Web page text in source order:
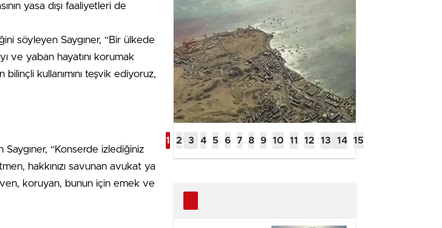
yasa dışı faaliyetleri de
söyleyen Saygıner, “Bir ülkede
ve yaban hayatını korumak
bilinçli kullanımını teşvik ediyoruz,
“Konserde izlediğiniz
hakkınızı savunan avukat ya
koruyan, bunun için emek ve